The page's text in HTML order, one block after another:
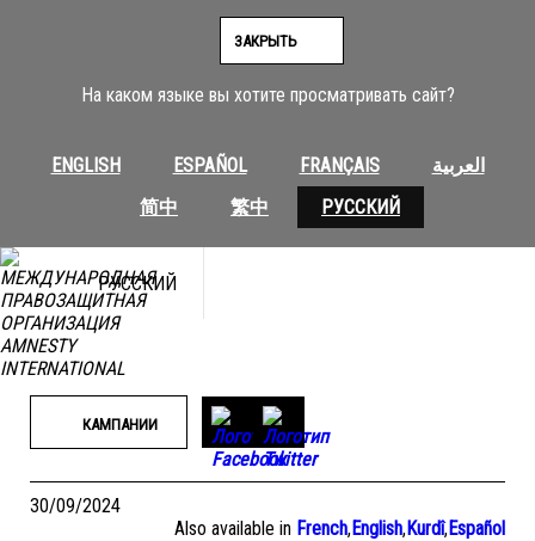
На каком языке вы хотите просматривать сайт?
ENGLISH ESPAÑOL FRANÇAIS
العربية
简中
繁中 РУССКИЙ
ЗАКРЫТЬ
РУССКИЙ
КАМПАНИИ
30/09/2024
Also available in French,English,Kurdî,Español